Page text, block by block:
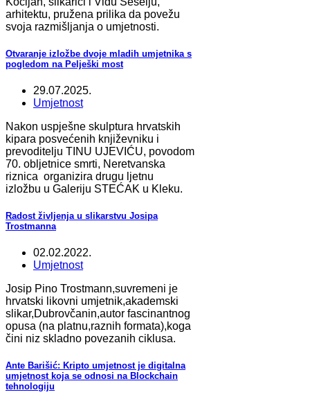
arhitektu, pružena prilika da povežu
svoja razmišljanja o umjetnosti.
Otvaranje izložbe dvoje mladih umjetnika s
pogledom na Pelješki most
29.07.2025.
Umjetnost
Nakon uspješne skulptura hrvatskih
kipara posvećenih književniku i
prevoditelju TINU UJEVIĆU, povodom
70. obljetnice smrti, Neretvanska
riznica organizira drugu ljetnu
izložbu u Galeriju STEĆAK u Kleku.
Radost življenja u slikarstvu Josipa
Trostmanna
02.02.2022.
Umjetnost
Josip Pino Trostmann,suvremeni je
hrvatski likovni umjetnik,akademski
slikar,Dubrovčanin,autor fascinantnog
opusa (na platnu,raznih formata),koga
čini niz skladno povezanih ciklusa.
Ante Barišić: Kripto umjetnost je digitalna
umjetnost koja se odnosi na Blockchain
tehnologiju